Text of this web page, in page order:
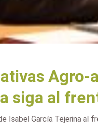
Agro-
siga al
Isabel García Tejerina al